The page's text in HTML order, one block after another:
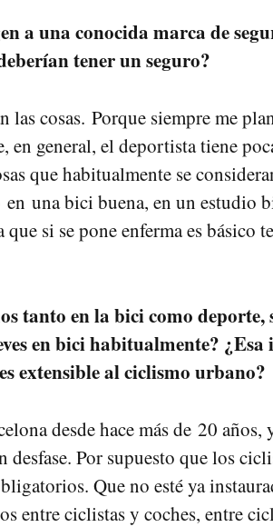
a una conocida marca de
tener un seguro?
las cosas. Porque siempre me
en general, el deportista tiene
que habitualmente se
una bici buena, en un estudio
si se pone enferma es básico
tanto en la bici como deporte,
en bici habitualmente?
extensible al ciclismo urbano?
desde hace más de 20 años,
Por supuesto que los
Que no esté ya
entre ciclistas y coches, entre